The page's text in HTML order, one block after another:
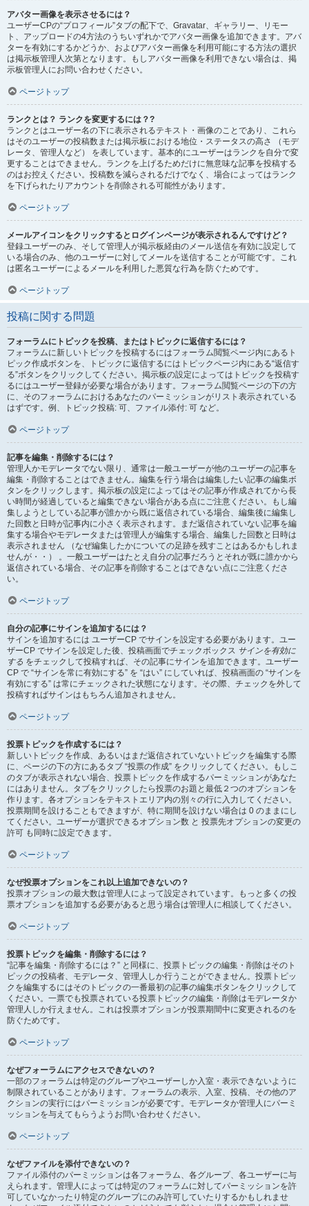
アバター画像を表示させるには？
ユーザーCPの“プロフィール”タブの配下で、Gravatar、ギャラリー、リモー
ト、アップロードの4方法のうちいずれかでアバター画像を追加できます。アバ
ターを有効にするかどうか、およびアバター画像を利用可能にする方法の選択
は掲示板管理人次第となります。もしアバター画像を利用できない場合は、掲
示板管理人にお問い合わせください。
ページトップ
ランクとは？ ランクを変更するには？?
ランクとはユーザー名の下に表示されるテキスト・画像のことであり、これら
はそのユーザーの投稿数または掲示板における地位・ステータスの高さ （モデ
レータ、管理人など） を表しています。基本的にユーザーはランクを自分で変
更することはできません。ランクを上げるためだけに無意味な記事を投稿する
のはお控えください。投稿数を減らされるだけでなく、場合によってはランク
を下げられたりアカウントを削除される可能性があります。
ページトップ
メールアイコンをクリックするとログインページが表示されるんですけど？
登録ユーザーのみ、そして管理人が掲示板経由のメール送信を有効に設定して
いる場合のみ、他のユーザーに対してメールを送信することが可能です。これ
は匿名ユーザーによるメールを利用した悪質な行為を防ぐためです。
ページトップ
投稿に関する問題
フォーラムにトピックを投稿、またはトピックに返信するには？
フォーラムに新しいトピックを投稿するにはフォーラム閲覧ページ内にあるト
ピック作成ボタンを、トピックに返信するにはトピックページ内にある“返信す
る”ボタンをクリックしてください。掲示板の設定によってはトピックを投稿す
るにはユーザー登録が必要な場合があります。フォーラム閲覧ページの下の方
に、そのフォーラムにおけるあなたのパーミッションがリスト表示されている
はずです。例、トピック投稿: 可、ファイル添付: 可 など。
ページトップ
記事を編集・削除するには？
管理人かモデレータでない限り、通常は一般ユーザーが他のユーザーの記事を
編集・削除することはできません。編集を行う場合は編集したい記事の編集ボ
タンをクリックします。掲示板の設定によってはその記事が作成されてから長
い時間が経過していると編集できない場合がある点にご注意ください。もし編
集しようとしている記事が誰かから既に返信されている場合、編集後に編集し
た回数と日時が記事内に小さく表示されます。まだ返信されていない記事を編
集する場合やモデレータまたは管理人が編集する場合、編集した回数と日時は
表示されません （なぜ編集したかについての足跡を残すことはあるかもしれま
せんが・・） 。一般ユーザーはたとえ自分の記事だろうとそれが既に誰かから
返信されている場合、その記事を削除することはできない点にご注意くださ
い。
ページトップ
自分の記事にサインを追加するには？
サインを追加するには ユーザーCP でサインを設定する必要があります。ユー
ザーCP でサインを設定した後、投稿画面でチェックボックス サインを有効に
する をチェックして投稿すれば、その記事にサインを追加できます。ユーザー
CP で “サインを常に有効にする” を “はい” にしていれば、投稿画面の “サインを
有効にする” は常にチェックされた状態になります。その際、チェックを外して
投稿すればサインはもちろん追加されません。
ページトップ
投票トピックを作成するには？
新しいトピックを作成、あるいはまだ返信されていないトピックを編集する際
に、ページの下の方にあるタブ “投票の作成” をクリックしてください。もしこ
のタブが表示されない場合、投票トピックを作成するパーミッションがあなた
にはありません。タブをクリックしたら投票のお題と最低２つのオプションを
作ります。各オプションをテキストエリア内の別々の行に入力してください。
投票期間を設けることもできますが、特に期間を設けない場合は 0 のままにし
てください。ユーザーが選択できるオプション数 と 投票先オプションの変更の
許可 も同時に設定できます。
ページトップ
なぜ投票オプションをこれ以上追加できないの？
投票オプションの最大数は管理人によって設定されています。もっと多くの投
票オプションを追加する必要があると思う場合は管理人に相談してください。
ページトップ
投票トピックを編集・削除するには？
“記事を編集・削除するには？” と同様に、投票トピックの編集・削除はそのト
ピックの投稿者、モデレータ、管理人しか行うことができません。投票トピッ
クを編集するにはそのトピックの一番最初の記事の編集ボタンをクリックして
ください。一票でも投票されている投票トピックの編集・削除はモデレータか
管理人しか行えません。これは投票オプションが投票期間中に変更されるのを
防ぐためです。
ページトップ
なぜフォーラムにアクセスできないの？
一部のフォーラムは特定のグループやユーザーしか入室・表示できないように
制限されていることがあります。フォーラムの表示、入室、投稿、その他のア
クションの実行にはパーミッションが必要です。モデレータか管理人にパーミ
ッションを与えてもらうようお問い合わせください。
ページトップ
なぜファイルを添付できないの？
ファイル添付のパーミッションは各フォーラム、各グループ、各ユーザーに与
えられます。管理人によっては特定のフォーラムに対してパーミッションを許
可していなかったり特定のグループにのみ許可していたりするかもしれませ